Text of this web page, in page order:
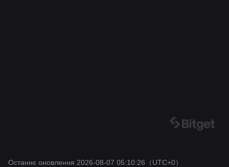
Останнє оновлення 2026-08-07 05:10:26 （UTC+0）